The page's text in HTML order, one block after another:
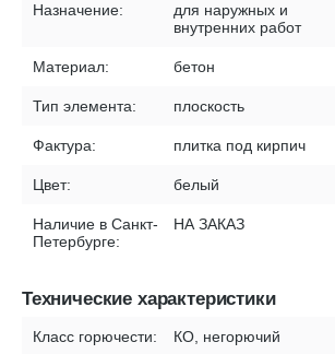
Назначение:
для наружных и
внутренних работ
Материал: бетон
Тип элемента: плоскость
Фактура: плитка под кирпич
Цвет: белый
Наличие в Санкт-
Петербурге:
НА ЗАКАЗ
Технические характеристики
Класс горючести: КО, негорючий